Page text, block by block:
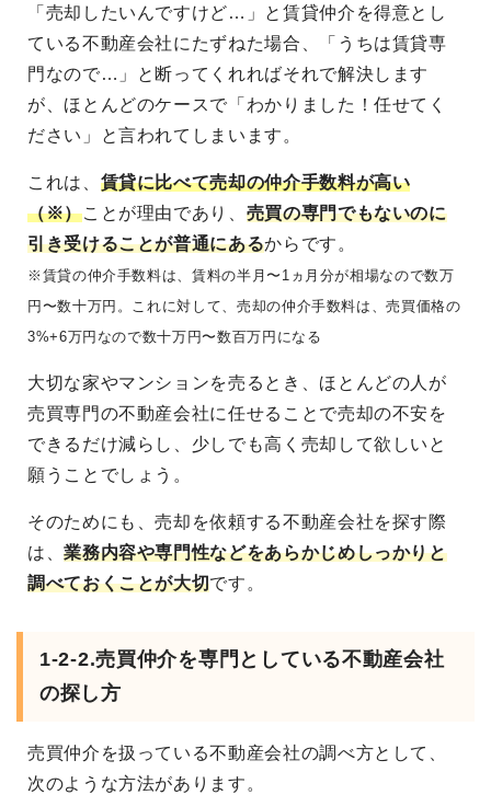
「売却したいんですけど…」と賃貸仲介を得意とし
ている不動産会社にたずねた場合、「うちは賃貸専
門なので…」と断ってくれればそれで解決します
が、ほとんどのケースで「わかりました！任せてく
ださい」と言われてしまいます。
これは、 賃貸に比べて売却の仲介手数料が高い
（※）ことが理由であり、 売買の専門でもないのに
引き受けることが普通にあるからです。
※賃貸の仲介手数料は、賃料の半月〜1ヵ月分が相場なので数万
円〜数十万円。これに対して、売却の仲介手数料は、売買価格の
3%+6万円なので数十万円〜数百万円になる
大切な家やマンションを売るとき、ほとんどの人が
売買専門の不動産会社に任せることで売却の不安を
できるだけ減らし、少しでも高く売却して欲しいと
願うことでしょう。
そのためにも、売却を依頼する不動産会社を探す際
は、業務内容や専門性などをあらかじめしっかりと
調べておくことが大切です。
1-2-2.売買仲介を専門としている不動産会社
の探し方
売買仲介を扱っている不動産会社の調べ方として、
次のような方法があります。